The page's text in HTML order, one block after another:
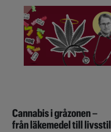
Cannabis i gråzonen –
från läkemedel till livsstil